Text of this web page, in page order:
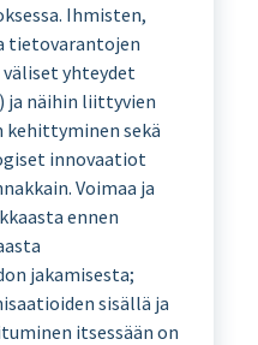
Ihmisten,
tietovarantojen
yhteydet
ja näihin liittyvien
kehittyminen sekä
innovaatiot
Voimaa ja
ennen
jakamisesta;
sisällä ja
itsessään on